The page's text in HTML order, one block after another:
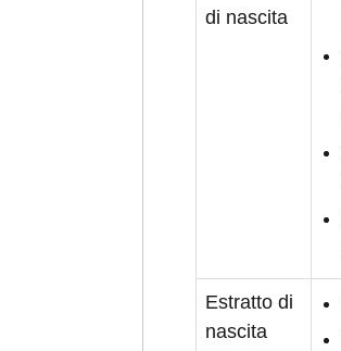
di nascita
Estratto di
nascita